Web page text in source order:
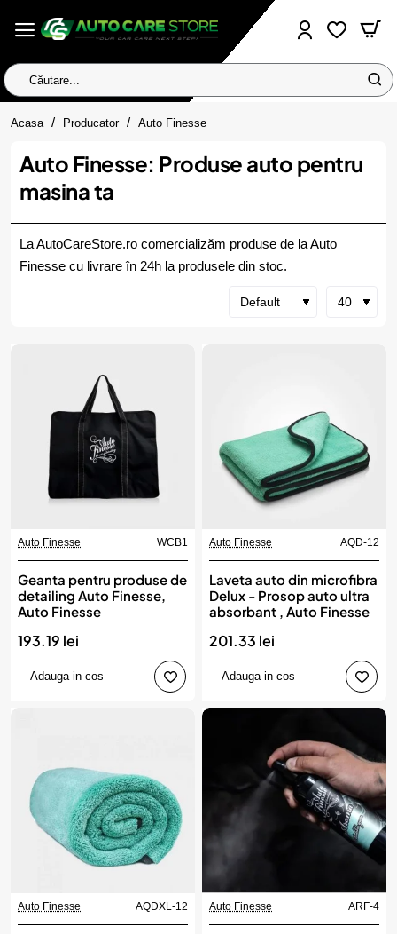
Căutare...
Acasa homeProducator Auto Finesse
Auto Finesse: Produse auto pentru
masina ta
La AutoCareStore.ro comercializăm produse de la Auto
Finesse cu livrare în 24h la produsele din stoc.
Auto Finesse WCB1
Geanta pentru produse de
detailing Auto Finesse,
Auto Finesse
193.19 lei
Adauga in cos
Auto Finesse AQD-12
Laveta auto din microfibra
Delux - Prosop auto ultra
absorbant , Auto Finesse
201.33 lei
Adauga in cos
Auto Finesse AQDXL-12 Auto Finesse ARF-4